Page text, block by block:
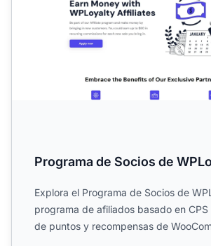
Programa de Socios de
Explora el Programa de Socios de
programa de afiliados basado en
de puntos y recompensas de